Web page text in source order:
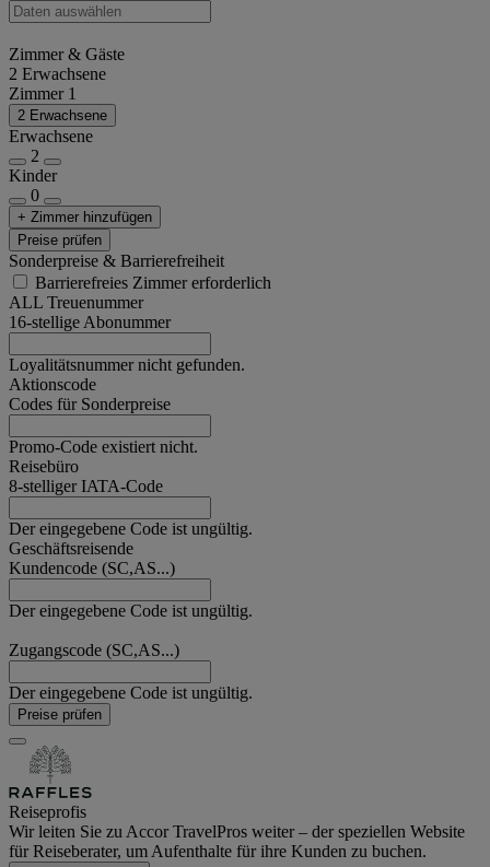
Zimmer & Gäste
2 Erwachsene
Zimmer 1
2 Erwachsene
Erwachsene
2
Kinder
0
+ Zimmer hinzufügen
Preise prüfen
Sonderpreise & Barrierefreiheit
Barrierefreies Zimmer erforderlich
ALL Treuenummer
16-stellige Abonummer
Loyalitätsnummer nicht gefunden.
Aktionscode
Codes für Sonderpreise
Promo-Code existiert nicht.
Reisebüro
8-stelliger IATA-Code
Der eingegebene Code ist ungültig.
Geschäftsreisende
Kundencode (SC,AS...)
Der eingegebene Code ist ungültig.
Zugangscode (SC,AS...)
Der eingegebene Code ist ungültig.
Preise prüfen
Reiseprofis
Wir leiten Sie zu Accor TravelPros weiter – der speziellen Website
für Reiseberater, um Aufenthalte für ihre Kunden zu buchen.